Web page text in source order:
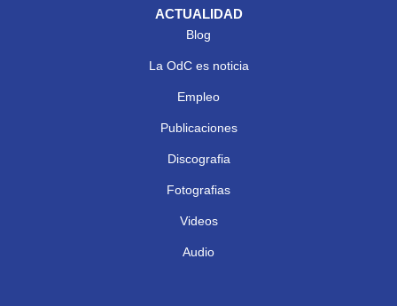
ACTUALIDAD
Blog
La OdC es noticia
Empleo
Publicaciones
Discografia
Fotografias
Videos
Audio